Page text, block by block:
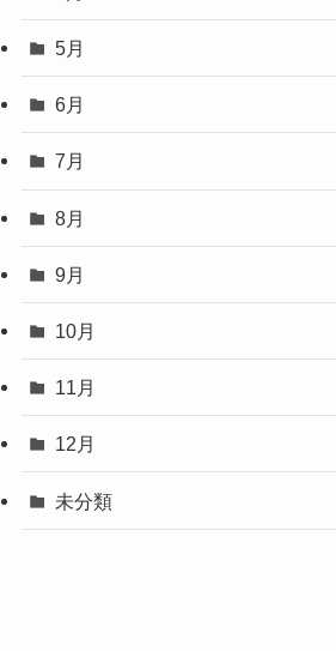
5月
6月
7月
8月
9月
10月
11月
12月
未分類